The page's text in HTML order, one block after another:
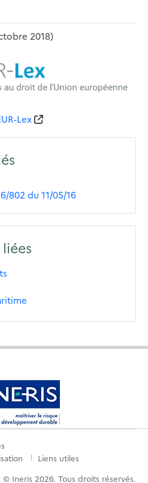
2018)
Lex
802 du 11/05/16
Liens utiles
© Ineris 2026. Tous droits réservés.